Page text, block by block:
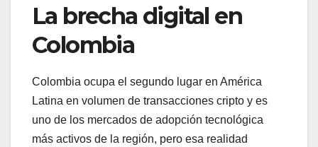
La brecha digital en
Colombia
Colombia ocupa el segundo lugar en América
Latina en volumen de transacciones cripto y es
uno de los mercados de adopción tecnológica
más activos de la región, pero esa realidad